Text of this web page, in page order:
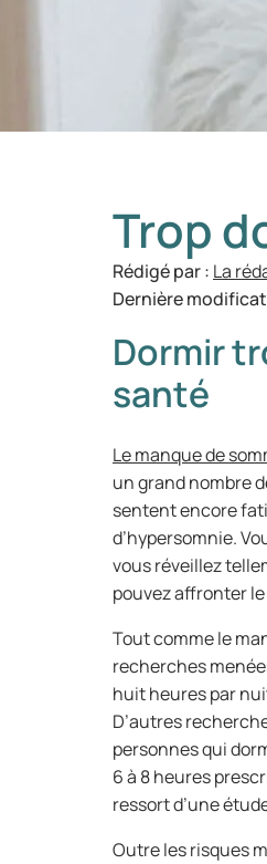
Trop
Rédigé par : La
Dernière
Dormir
santé
Le manque de
un grand nombre
sentent encore
d’hypersomnie.
vous réveillez
pouvez affronter
Tout comme le
recherches
huit heures par
D’autres
personnes qui
6 à 8 heures
ressort d’une
Outre les risques